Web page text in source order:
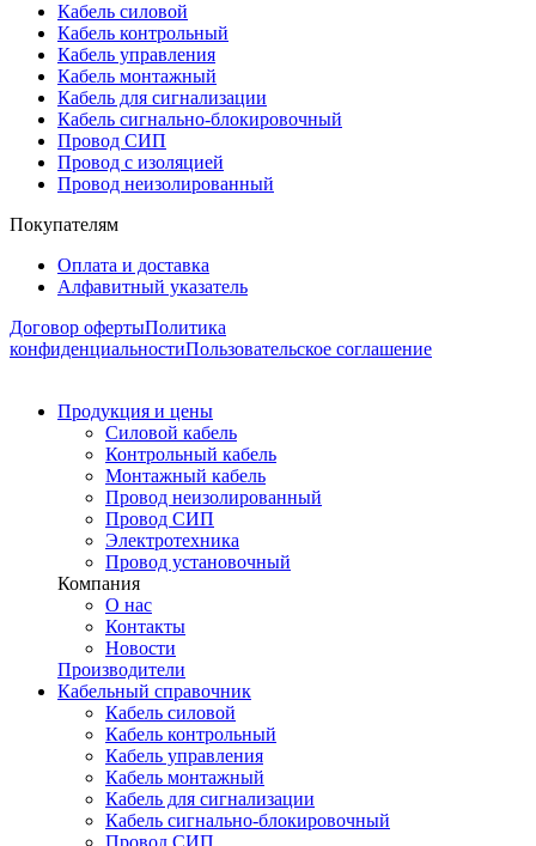
Кабель силовой
Кабель контрольный
Кабель управления
Кабель монтажный
Кабель для сигнализации
Кабель сигнально-блокировочный
Провод СИП
Провод с изоляцией
Провод неизолированный
Покупателям
Оплата и доставка
Алфавитный указатель
Договор офертыПолитика
конфиденциальностиПользовательское соглашение
Продукция и цены
Силовой кабель
Контрольный кабель
Монтажный кабель
Провод неизолированный
Провод СИП
Электротехника
Провод установочный
Компания
О нас
Контакты
Новости
Производители
Кабельный справочник
Кабель силовой
Кабель контрольный
Кабель управления
Кабель монтажный
Кабель для сигнализации
Кабель сигнально-блокировочный